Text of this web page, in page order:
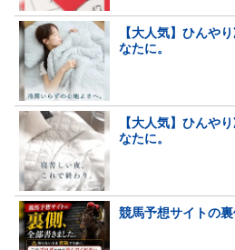
【大人気】ひんや
なたに。
【大人気】ひんや
なたに。
競馬予想サイトの裏